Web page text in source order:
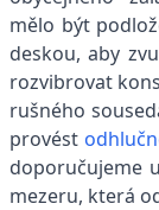
mělo být
deskou, aby
rozvibrovat
rušného
provést
doporučujeme
mezeru, která